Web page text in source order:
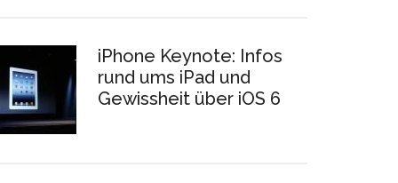
iPhone Keynote: Infos
rund ums iPad und
Gewissheit über iOS 6